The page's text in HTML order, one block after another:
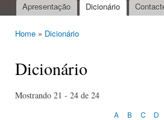
Main menu
Apresentação Dicionário
Home » Dicionário
Dicionário
Mostrando 21 - 24 de 24
A B C D